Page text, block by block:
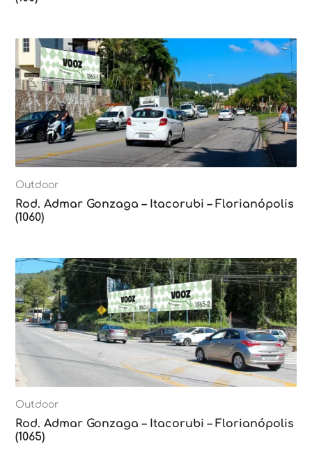
Outdoor
Rod. Admar Gonzaga – Itacorubi – Florianópolis
(1060)
Outdoor
Rod. Admar Gonzaga – Itacorubi – Florianópolis
(1065)